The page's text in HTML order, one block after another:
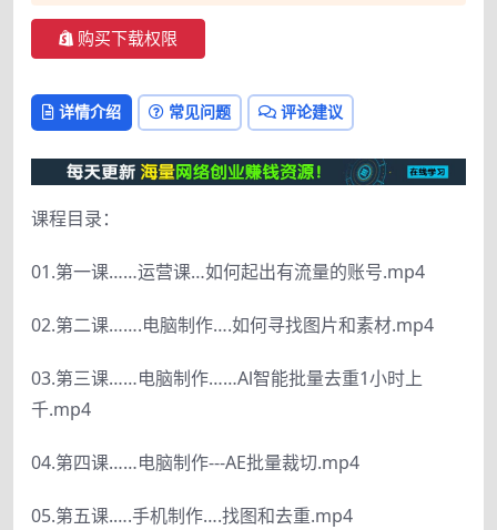
购买下载权限
详情介绍 常见问题 评论建议
课程目录：
01.第一课……运营课…如何起出有流量的账号.mp4
02.第二课…….电脑制作….如何寻找图片和素材.mp4
03.第三课……电脑制作……Al智能批量去重1小时上
千.mp4
04.第四课……电脑制作---AE批量裁切.mp4
05.第五课.….手机制作….找图和去重.mp4